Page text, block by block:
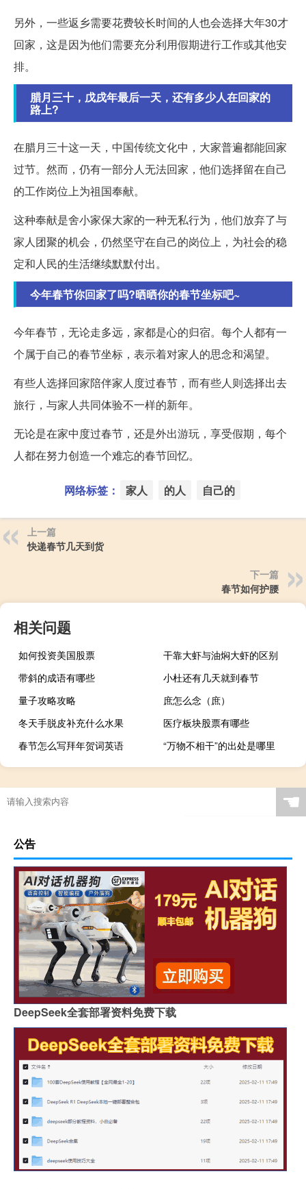
另外，一些返乡需要花费较长时间的人也会选择大年30才
回家，这是因为他们需要充分利用假期进行工作或其他安
排。
腊月三十，戊戌年最后一天，还有多少人在回家的
路上?
在腊月三十这一天，中国传统文化中，大家普遍都能回家
过节。然而，仍有一部分人无法回家，他们选择留在自己
的工作岗位上为祖国奉献。
这种奉献是舍小家保大家的一种无私行为，他们放弃了与
家人团聚的机会，仍然坚守在自己的岗位上，为社会的稳
定和人民的生活继续默默付出。
今年春节你回家了吗?晒晒你的春节坐标吧~
今年春节，无论走多远，家都是心的归宿。每个人都有一
个属于自己的春节坐标，表示着对家人的思念和渴望。
有些人选择回家陪伴家人度过春节，而有些人则选择出去
旅行，与家人共同体验不一样的新年。
无论是在家中度过春节，还是外出游玩，享受假期，每个
人都在努力创造一个难忘的春节回忆。
网络标签： 家人 的人 自己的
上一篇
快递春节几天到货
下一篇
春节如何护腰
相关问题
如何投资美国股票
干靠大虾与油焖大虾的区别
带斜的成语有哪些
小杜还有几天就到春节
量子攻略攻略
庶怎么念（庶）
冬天手脱皮补充什么水果
医疗板块股票有哪些
春节怎么写拜年贺词英语
“万物不相干”的出处是哪里
☚
公告
DeepSeek全套部署资料免费下载